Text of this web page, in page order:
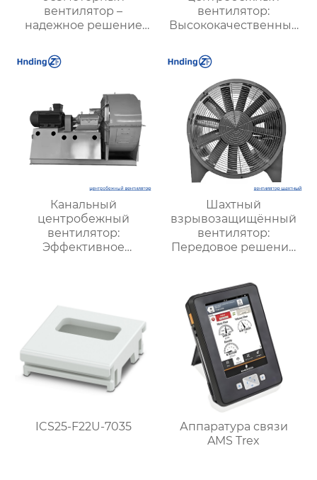
вентилятор –
надежное решение
вентилятор:
Высококачественные
эффективной
вентиляции на
производстве
Канальный
центробежный
вентилятор:
Эффективное
Шахтный
взрывозащищённый
вентилятор:
Передовое решение
вентиляции в
подземных условиях
ICS25-F22U-7035
Аппаратура связи
AMS Trex